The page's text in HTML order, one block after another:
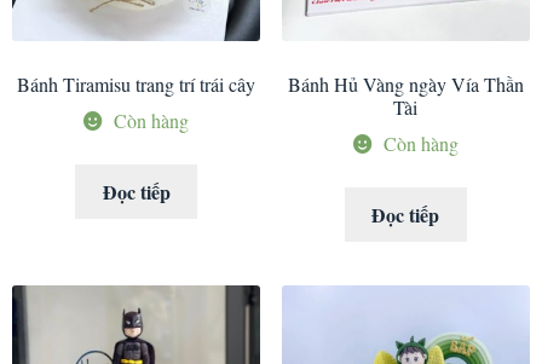
Bánh Tiramisu trang trí trái cây
Còn hàng
Đọc tiếp
Bánh Hủ Vàng ngày Vía Thần
Tài
Còn hàng
Đọc tiếp